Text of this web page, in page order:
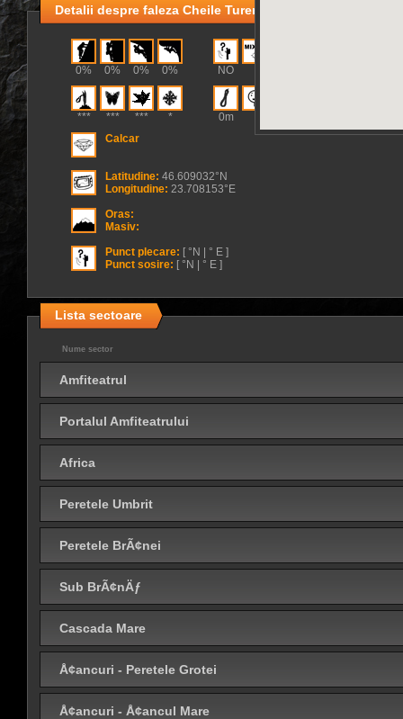
Detalii despre faleza Cheile Tureni
0% 0% 0% 0% NO
*** *** *** *
0m
Calcar
Latitudine:46.609032°N
Longitudine:23.708153°E
Oras:
Masiv:
Punct plecare: [ °N | ° E ]
Punct sosire: [ °N | ° E ]
Lista sectoare
Nume sector
Amfiteatrul
Portalul Amfiteatrului
Africa
Peretele Umbrit
Peretele BrÃ¢nei
Sub BrÃ¢nÄƒ
Cascada Mare
Å¢ancuri - Peretele Grotei
Å¢ancuri - Å¢ancul Mare